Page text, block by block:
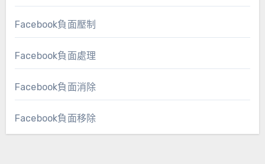
Facebook負面壓制
Facebook負面處理
Facebook負面消除
Facebook負面移除